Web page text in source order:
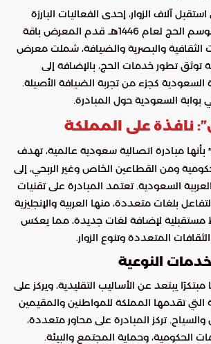
آلاف الزوار، إحدى الفعاليات البارزة
لمبادرة أمان خلال موسم الحج لعام 1446هـ. قدم المعرض باقة
الثقافية والبصرية والضيافة، شملت معرض
توثق تطور خدمات الحج، بالإضافة إلى
السعودية كجزء من تجربة الضيافة الأصيلة.
السعودية حول المبادرة.
نافذة على المملكة
بأنها مبادرة اتصالية سعودية عالمية، تهدف
ومن القطاعين الخاص وغير الربحي، إلى
السعودية. تعتمد المبادرة على تقنيات
بلغات متعددة، منها العربية والإنجليزية
مستقبلية لإضافة لغات جديدة، مما يعكس
المتعددة وتنوع الزوار.
النوعية
مبتكرًا يبتعد عن الأساليب التقليدية، ويركز على
التي تقدمها المملكة للمواطنين والمقيمين
تركز المبادرة على محاور متعددة،
الحكومية، وحماية المجتمع والبيئة.